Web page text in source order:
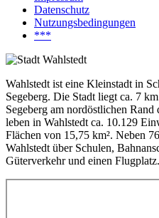
Datenschutz
Nutzungsbedingungen
***
Wahlstedt ist eine Kleinstadt in
Segeberg. Die Stadt liegt ca. 7
Segeberg am nordöstlichen Rand
leben in Wahlstedt ca. 10.129
Flächen von 15,75 km². Neben
Wahlstedt über Schulen,
Güterverkehr und einen Flugplatz.